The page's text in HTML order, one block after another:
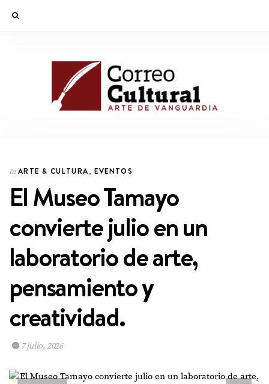
In ARTE & CULTURA,EVENTOS
El Museo Tamayo
convierte julio en un
laboratorio de arte,
pensamiento y
creatividad.
7 julio, 2026